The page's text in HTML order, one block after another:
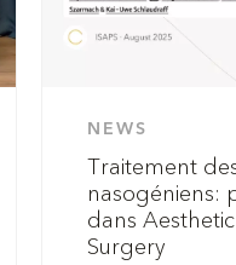
NEWS
Traitement
nasogéniens:
dans
Surgery